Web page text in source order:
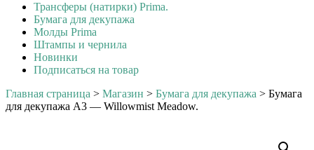
Трансферы (натирки) Prima.
Бумага для декупажа
Молды Prima
Штампы и чернила
Новинки
Подписаться на товар
Главная страница > Магазин > Бумага для декупажа > Бумага
для декупажа А3 — Willowmist Meadow.